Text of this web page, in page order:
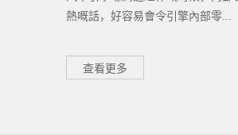
熱嘅話，好容易會令引擎內部零...
查看更多